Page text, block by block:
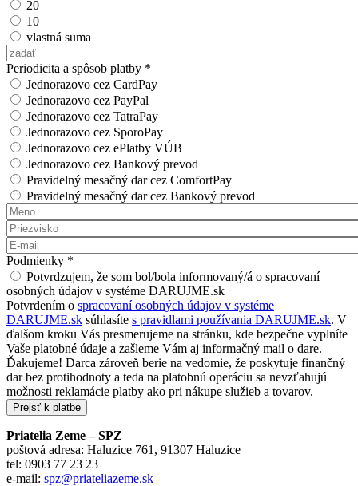
20
10
vlastná suma
Vlastná suma
Periodicita a spôsob platby *
Jednorazovo cez CardPay
Jednorazovo cez PayPal
Jednorazovo cez TatraPay
Jednorazovo cez SporoPay
Jednorazovo cez ePlatby VÚB
Jednorazovo cez Bankový prevod
Pravidelný mesačný dar cez ComfortPay
Pravidelný mesačný dar cez Bankový prevod
Meno
Priezvisko
E-mail
Podmienky *
Potvrdzujem, že som bol/bola informovaný/á o spracovaní
osobných údajov v systéme DARUJME.sk
Potvrdením o spracovaní osobných údajov v systéme
DARUJME.sk súhlasíte s pravidlami používania DARUJME.sk. V
ďalšom kroku Vás presmerujeme na stránku, kde bezpečne vyplníte
Vaše platobné údaje a zašleme Vám aj informačný mail o dare.
Ďakujeme! Darca zároveň berie na vedomie, že poskytuje finančný
dar bez protihodnoty a teda na platobnú operáciu sa nevzťahujú
možnosti reklamácie platby ako pri nákupe služieb a tovarov.
Priatelia Zeme – SPZ
poštová adresa: Haluzice 761, 91307 Haluzice
tel: 0903 77 23 23
e-mail: spz@priateliazeme.sk